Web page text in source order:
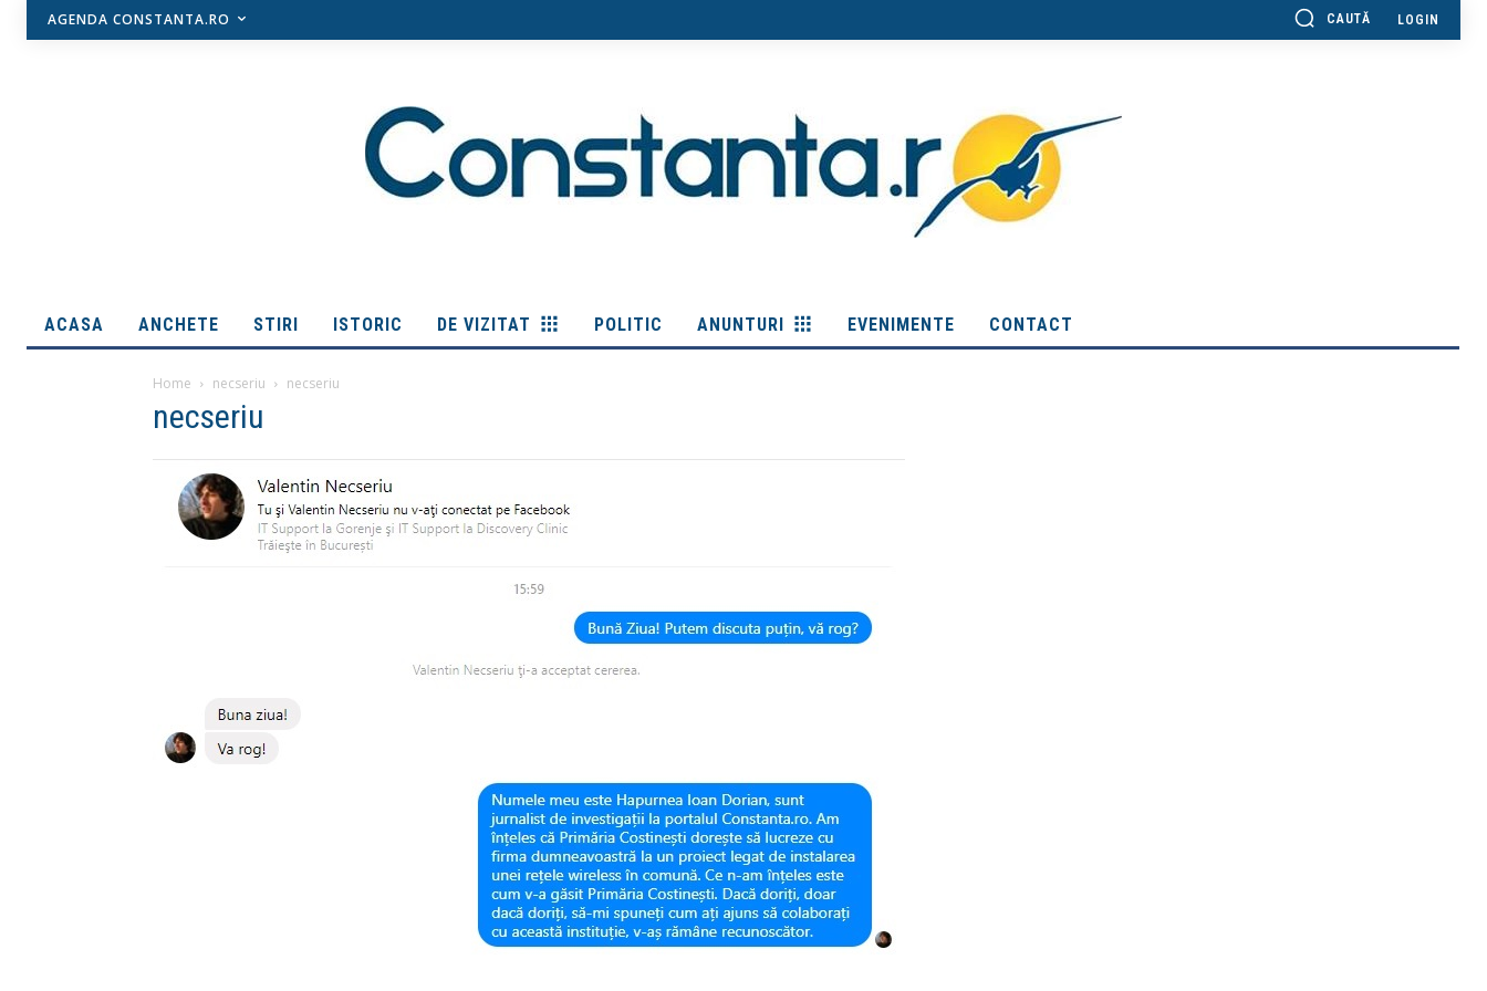
AGENDA CONSTANTA.RO CAUTĂ LOGIN
ACASA ANCHETE STIRI ISTORIC DE VIZITAT POLITIC ANUNTURI EVENIMENTE CONTACT
Home necseriu necseriu
necseriu